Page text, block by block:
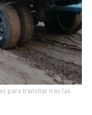
para transitar tras las